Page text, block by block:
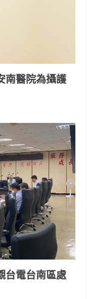
南醫院為攝護
台電台南區處